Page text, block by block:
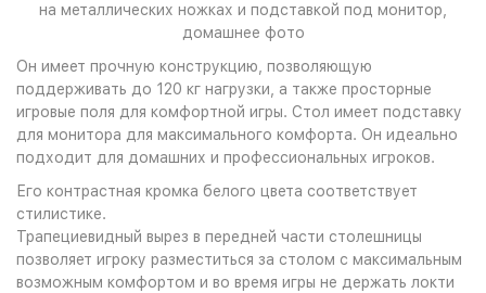
на металлических ножках и подставкой под монитор,
домашнее фото
Он имеет прочную конструкцию, позволяющую
поддерживать до 120 кг нагрузки, а также просторные
игровые поля для комфортной игры. Стол имеет подставку
для монитора для максимального комфорта. Он идеально
подходит для домашних и профессиональных игроков.
Его контрастная кромка белого цвета соответствует
стилистике.
Трапециевидный вырез в передней части столешницы
позволяет игроку разместиться за столом с максимальным
возможным комфортом и во время игры не держать локти